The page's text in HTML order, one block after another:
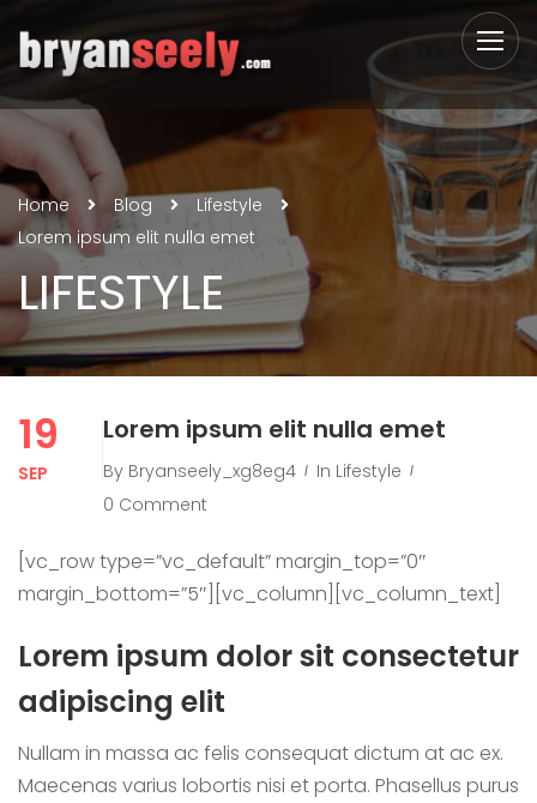
Home Blog
Lifestyle
Lorem ipsum elit nulla emet
LIFESTYLE
19
SEP
Lorem ipsum elit nulla emet
By Bryanseely_xg8eg4 In Lifestyle
0 Comment
[vc_row type=”vc_default” margin_top=”0″
margin_bottom=”5″][vc_column][vc_column_text]
Lorem ipsum dolor sit consectetur
adipiscing elit
Nullam in massa ac felis consequat dictum at ac ex.
Maecenas varius lobortis nisi et porta. Phasellus purus